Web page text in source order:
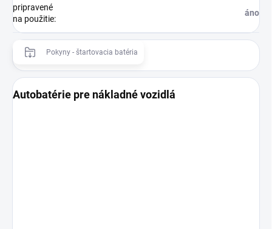
pripravené
na použitie:
áno
Pokyny - štartovacia batéria
Autobatérie pre nákladné vozidlá